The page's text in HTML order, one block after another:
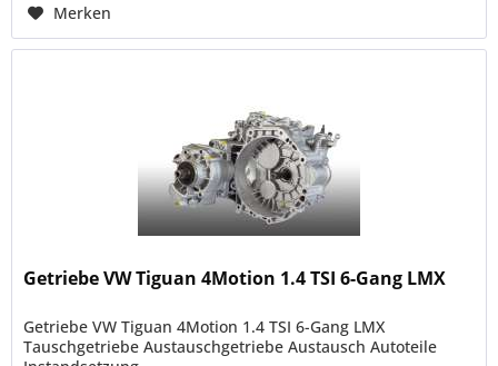
Merken
Getriebe VW Tiguan 4Motion 1.4 TSI 6-Gang LMX
Getriebe VW Tiguan 4Motion 1.4 TSI 6-Gang LMX
Tauschgetriebe Austauschgetriebe Austausch Autoteile